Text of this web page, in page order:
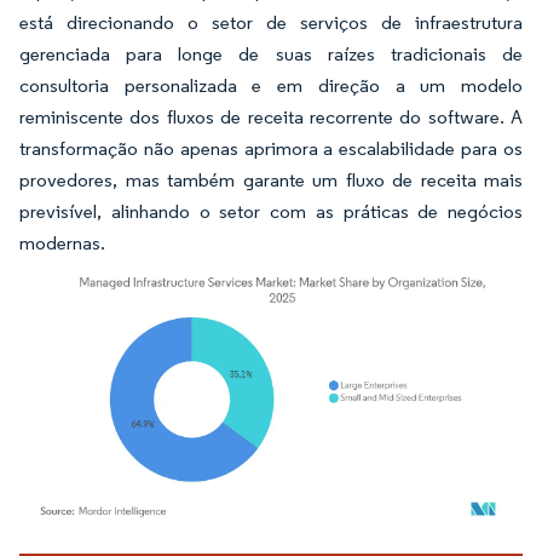
está direcionando o setor de serviços de infraestrutura
gerenciada para longe de suas raízes tradicionais de
consultoria personalizada e em direção a um modelo
reminiscente dos fluxos de receita recorrente do software. A
transformação não apenas aprimora a escalabilidade para os
provedores, mas também garante um fluxo de receita mais
previsível, alinhando o setor com as práticas de negócios
modernas.